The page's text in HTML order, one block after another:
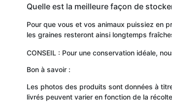
Quelle est la meilleure façon de
Pour que vous et vos animaux puissiez en
les graines resteront ainsi longtemps
CONSEIL : Pour une conservation idéale,
Bon à savoir :
Les photos des produits sont données à
livrés peuvent varier en fonction de la